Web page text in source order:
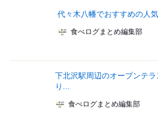
代々木八幡でおすすめの人
食べログまとめ編集部
下北沢駅周辺のオープンテ
り...
食べログまとめ編集部